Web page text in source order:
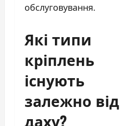
обслуговування.
Які типи
кріплень
існують
залежно від
даху?